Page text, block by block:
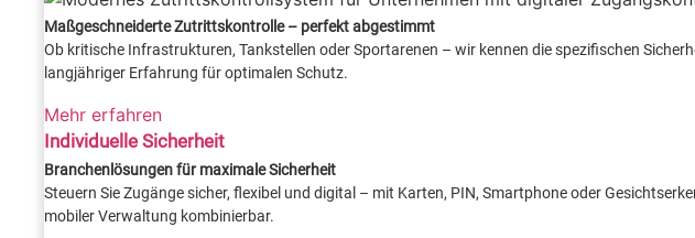
Maßgeschneiderte Zutrittskontrolle – perfekt abgestimmt
Ob kritische Infrastrukturen, Tankstellen oder Sportarenen – wir kennen die spezifischen
langjähriger Erfahrung für optimalen Schutz.
Mehr erfahren
Individuelle Sicherheit
Branchenlösungen für maximale Sicherheit
Steuern Sie Zugänge sicher, flexibel und digital – mit Karten, PIN, Smartphone oder
mobiler Verwaltung kombinierbar.